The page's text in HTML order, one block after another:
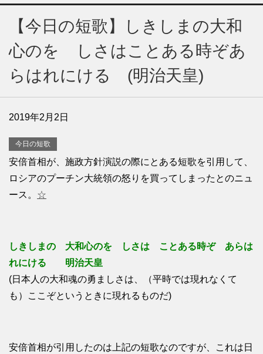
【今日の短歌】しきしまの大和
心のをゝしさはことある時ぞあ
らはれにける (明治天皇)
2019年2月2日
今日の短歌
安倍首相が、施政方針演説の際にとある短歌を引用して、
ロシアのプーチン大統領の怒りを買ってしまったとのニュ
ース。 ☆
しきしまの 大和心のをゝしさは ことある時ぞ あらは
れにける 明治天皇
(日本人の大和魂の勇ましさは、（平時では現れなくて
も）ここぞというときに現れるものだ)
安倍首相が引用したのは上記の短歌なのですが、これは日